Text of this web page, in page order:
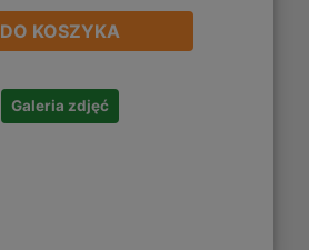
DO KOSZYKA
Galeria zdjęć